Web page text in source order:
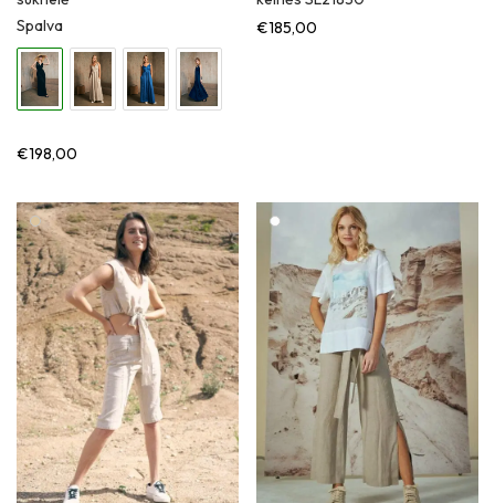
Spalva
€198,00
€185,00